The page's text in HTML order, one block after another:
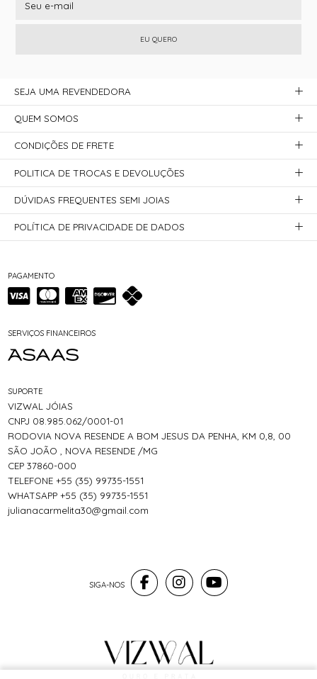
EU QUERO
PAGAMENTO
SERVIÇOS FINANCEIROS
SUPORTE
VIZWAL JÓIAS
CNPJ 08.985.062/0001-01
RODOVIA NOVA RESENDE A BOM JESUS DA PENHA, KM 0,8, 00
SÃO JOÃO , NOVA RESENDE /MG
CEP 37860-000
TELEFONE +55 (35) 99735-1551
WHATSAPP +55 (35) 99735-1551
julianacarmelita30@gmail.com
SEJA UMA REVENDEDORA
QUEM SOMOS
CONDIÇÕES DE FRETE
POLITICA DE TROCAS E DEVOLUÇÕES
DÚVIDAS FREQUENTES SEMI JOIAS
POLÍTICA DE PRIVACIDADE DE DADOS